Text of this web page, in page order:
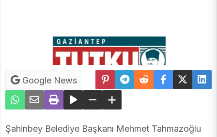
Google News
Şahinbey Belediye Başkanı Mehmet Tahmazoğlu